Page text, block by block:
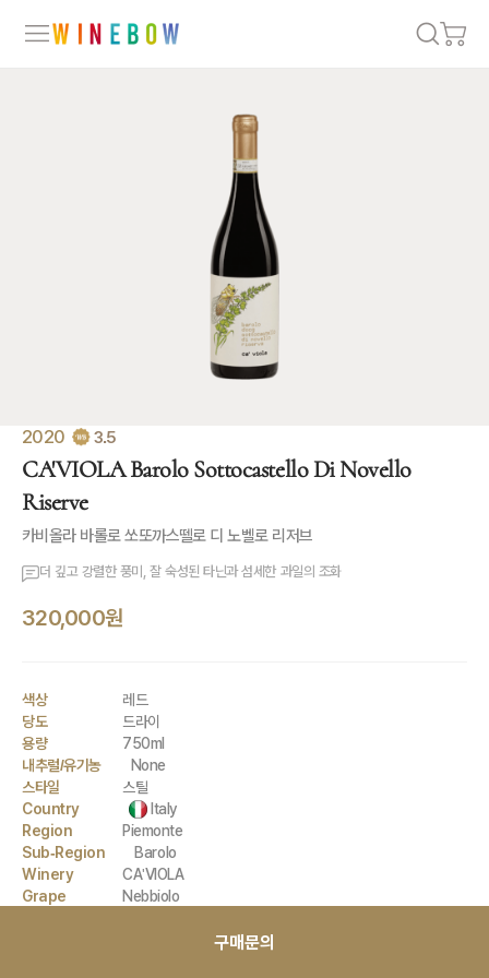
2020 3.5
CA'VIOLA Barolo Sottocastello Di Novello
Riserve
카비올라 바롤로 쏘또까스뗄로 디 노벨로 리저브
더 깊고 강렬한 풍미, 잘 숙성된 타닌과 섬세한 과일의 조화
320,000원
색상
레드
당도
드라이
용량
750ml
내추럴/유기농
None
스타일
스틸
Country
Italy
Region
Piemonte
Sub-Region
Barolo
Winery
CA'VIOLA
Grape
Nebbiolo
구매문의